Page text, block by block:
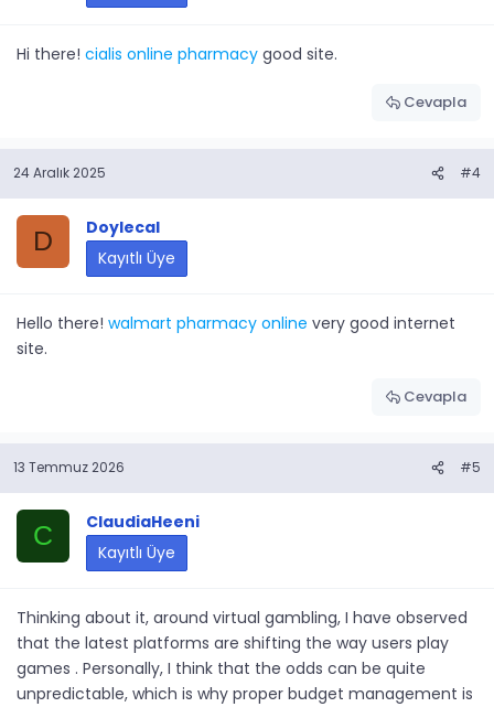
Hi there! cialis online pharmacy good site.
Cevapla
24 Aralık 2025 #4
D
Doylecal
Kayıtlı Üye
Hello there! walmart pharmacy online very good internet
site.
Cevapla
13 Temmuz 2026 #5
C
ClaudiaHeeni
Kayıtlı Üye
Thinking about it, around virtual gambling, I have observed
that the latest platforms are shifting the way users play
games . Personally, I think that the odds can be quite
unpredictable, which is why proper budget management is